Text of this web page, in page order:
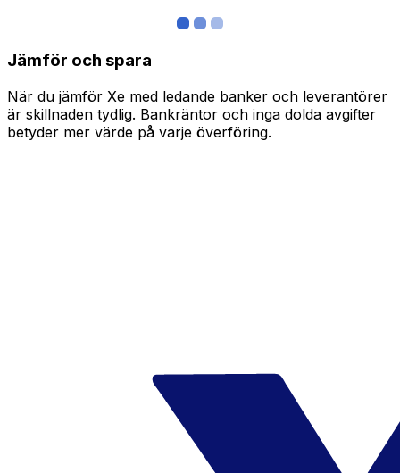
Jämför och spara
När du jämför Xe med ledande banker och leverantörer
är skillnaden tydlig. Bankräntor och inga dolda avgifter
betyder mer värde på varje överföring.